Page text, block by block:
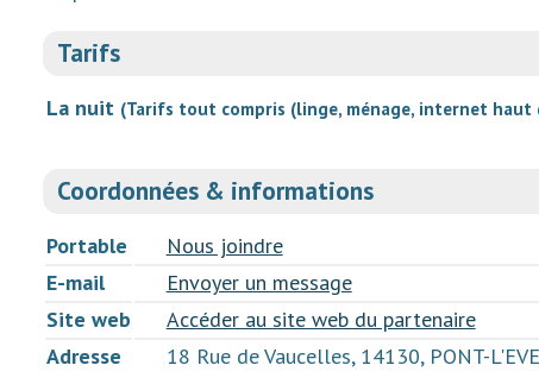
Tarifs
La nuit (Tarifs tout compris (linge, ménage, internet haut
Coordonnées & informations
Portable
Nous joindre
E-mail
Envoyer un message
Site web
Accéder au site web du partenaire
Adresse
18 Rue de Vaucelles, 14130, PONT-